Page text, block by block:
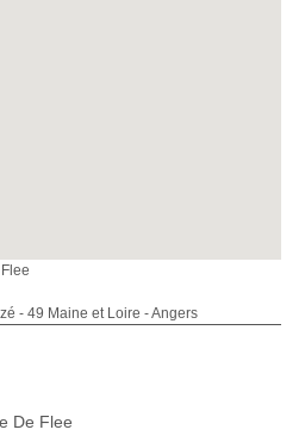
- 49 Maine et Loire - Angers
De Flee